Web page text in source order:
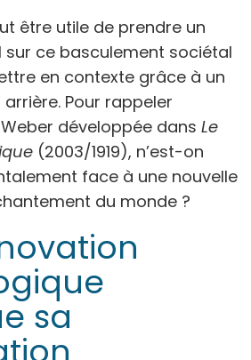
être utile de prendre un
sur ce basculement sociétal
en contexte grâce à un
Pour rappeler
développée dans Le
(2003/1919), n’est-on
face à une nouvelle
du monde ?
sa